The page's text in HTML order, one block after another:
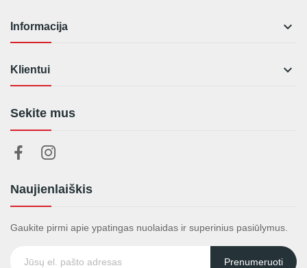
Informacija 
Klientui 
Sekite mus
Naujienlaiškis
Gaukite pirmi apie ypatingas nuolaidas ir superinius pasiūlymus.
Prenumeruoti